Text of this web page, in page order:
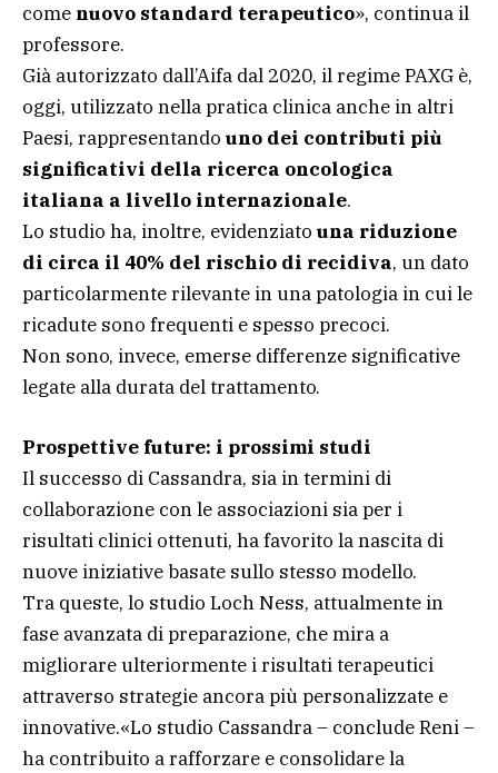
come nuovo standard terapeutico», continua il
professore.
Già autorizzato dall’Aifa dal 2020, il regime PAXG è,
oggi, utilizzato nella pratica clinica anche in altri
Paesi, rappresentando uno dei contributi più
significativi della ricerca oncologica
italiana a livello internazionale.
Lo studio ha, inoltre, evidenziato una riduzione
di circa il 40% del rischio di recidiva, un dato
particolarmente rilevante in una patologia in cui le
ricadute sono frequenti e spesso precoci.
Non sono, invece, emerse differenze significative
legate alla durata del trattamento.
Prospettive future: i prossimi studi
Il successo di Cassandra, sia in termini di
collaborazione con le associazioni sia per i
risultati clinici ottenuti, ha favorito la nascita di
nuove iniziative basate sullo stesso modello.
Tra queste, lo studio Loch Ness, attualmente in
fase avanzata di preparazione, che mira a
migliorare ulteriormente i risultati terapeutici
attraverso strategie ancora più personalizzate e
innovative.«Lo studio Cassandra – conclude Reni –
ha contribuito a rafforzare e consolidare la